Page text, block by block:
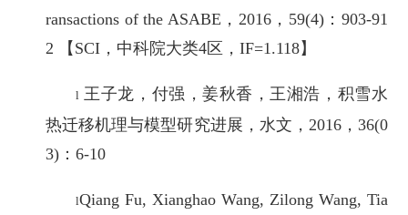
ransactions of the ASABE，2016，59(4)：903-91
2 【SCI，中科院大类4区，IF=1.118】
l 王子龙，付强，姜秋香，王湘浩，积雪水
热迁移机理与模型研究进展，水文，2016，36(0
3)：6-10
lQiang Fu, Xianghao Wang, Zilong Wang, Tia